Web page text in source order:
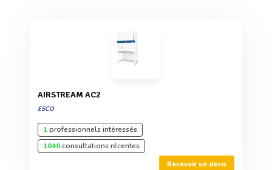
AIRSTREAM AC2
ESCO
1professionnels intéressés
1040consultations récentes
Recevoir un devis